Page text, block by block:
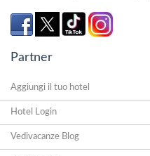
Partner
Aggiungi il tuo hotel
Hotel Login
Vedivacanze Blog